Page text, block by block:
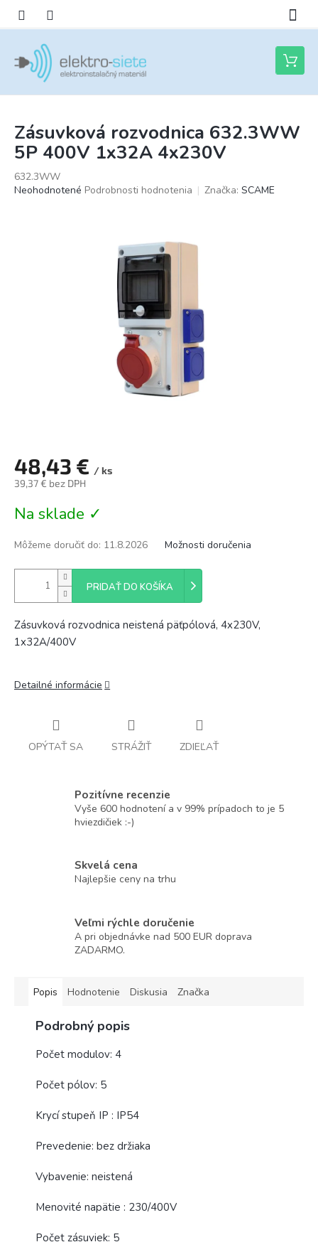
obsah
Nákupný
košík
Zásuvková rozvodnica 632.3WW
5P 400V 1x32A 4x230V
632.3WW
Priemerné
Neohodnotené Podrobnosti hodnotenia Značka: SCAME
48,43 € / ks
39,37 € bez DPH
cena:
Na sklade ✓
Môžeme doručiť do: 11.8.2026 Možnosti doručenia
PRIDAŤ DO KOŠÍKA
Zásuvková rozvodnica neistená päťpólová, 4x230V,
1x32A/400V
Detailné informácie
OPÝTAŤ SA STRÁŽIŤ ZDIEĽAŤ
Pozitívne recenzie
Vyše 600 hodnotení a v 99% prípadoch to je 5
hviezdičiek :-)
Skvelá cena
Najlepšie ceny na trhu
Veľmi rýchle doručenie
A pri objednávke nad 500 EUR doprava
ZADARMO.
Popis Hodnotenie Diskusia Značka
Podrobný popis
Počet modulov: 4
Počet pólov: 5
Krycí stupeň IP : IP54
Prevedenie: bez držiaka
Vybavenie: neistená
Menovité napätie : 230/400V
Počet zásuviek: 5